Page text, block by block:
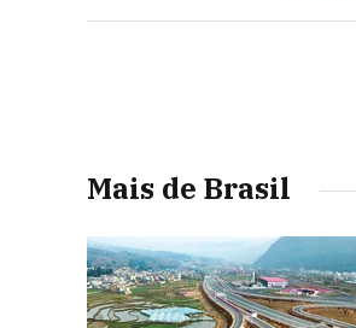
Mais de Brasil